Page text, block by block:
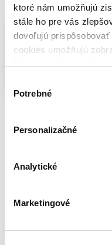
ktoré nám umožňujú
stále ho pre vás
dovoľujú
cookies umožňujú
Niektoré údaje
cookies.
súhlasu
Potrebné
Personalizačné
Analytické
Marketingové